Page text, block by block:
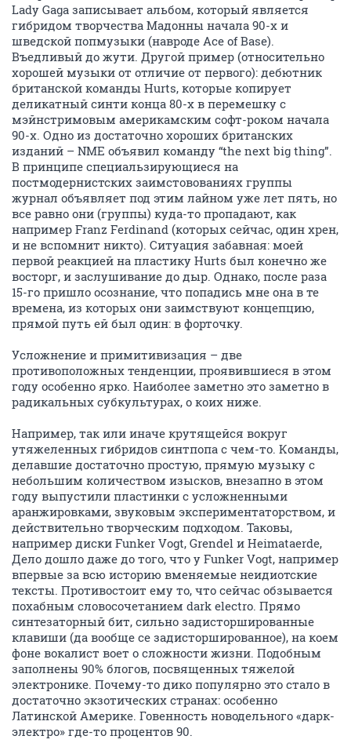
Lady Gaga записывает альбом, который является
гибридом творчества Мадонны начала 90-х и
шведской попмузыки (навроде Ace of Base).
Въедливый до жути. Другой пример (относительно
хорошей музыки от отличие от первого): дебютник
британской команды Hurts, которые копирует
деликатный синти конца 80-х в перемешку с
мэйнстримовым америкамским софт-роком начала
90-х. Одно из достаточно хороших британских
изданий – NME объявил команду “the next big thing”.
В принципе специальзирующиеся на
постмодернистских заимстовованиях группы
журнал объявляет под этим лайном уже лет пять, но
все равно они (группы) куда-то пропадают, как
например Franz Ferdinand (которых сейчас, один хрен,
и не вспомнит никто). Ситуация забавная: моей
первой реакцией на пластику Hurts был конечно же
восторг, и заслушивание до дыр. Однако, после раза
15-го пришло осознание, что попадись мне она в те
времена, из которых они заимствуют концепцию,
прямой путь ей был один: в форточку.
Усложнение и примитивизация – две
противоположных тенденции, проявившиеся в этом
году особенно ярко. Наиболее заметно это заметно в
радикальных субкультурах, о коих ниже.
Например, так или иначе крутящейся вокруг
утяжеленных гибридов синтпопа с чем-то. Команды,
делавшие достаточно простую, прямую музыку с
небольшим количеством изысков, внезапно в этом
году выпустили пластинки с усложненными
аранжировками, звуковым экспериментаторством, и
действительно творческим подходом. Таковы,
например диски Funker Vogt, Grendel и Heimataerde,
Дело дошло даже до того, что у Funker Vogt, например
впервые за всю историю вменяемые неидиотские
тексты. Противостоит ему то, что сейчас обзывается
похабным словосочетанием dark electro. Прямо
синтезаторный бит, сильно задисторшированные
клавиши (да вообще се задисторшированное), на коем
фоне вокалист воет о сложности жизни. Подобным
заполнены 90% блогов, посвященных тяжелой
электронике. Почему-то дико популярно это стало в
достаточно экзотических странах: особенно
Латинской Америке. Говенность новодельного «дарк-
электро» где-то процентов 90.